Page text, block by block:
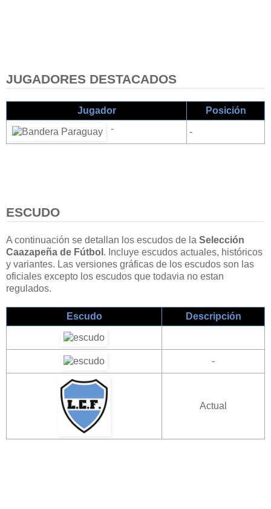
JUGADORES DESTACADOS
Jugador
Posición
-
-
ESCUDO
A continuación se detallan los escudos de la Selección
Caazapeña de Fútbol . Incluye escudos actuales, históricos
y variantes. Las versiones gráficas de los escudos son las
oficiales excepto los escudos que todavia no estan
regulados.
Escudo Descripción
-
Actual